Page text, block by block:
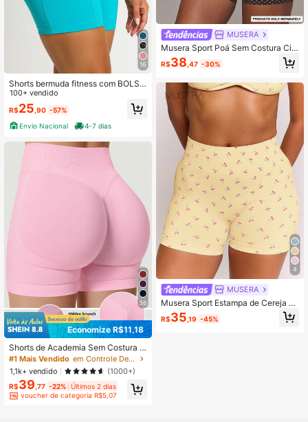
16
Shorts bermuda fitness com BOLSO
cintura alta para academia ciclismo
ginastica e atividade ar livre
100+ vendido
R$25 ,90 -57%
Envio Nacional
4-7 dias
36
Economize R$11,18
Shorts de Academia Sem Costura C
intura Alta Levanta Bumbum para M
ulheres, Controle de Barriga Sem C
ostura Frontal à Prova de Agacham
ento Elasticidade 4 Direções Shorts
de Yoga Biker, Esportes
#1 Mais Vendido
em Controle De Barriga Shorts esportivos femininos
1,1k+ vendido
(1000+)
R$39 ,77 -22% Últimos 2 dias
voucher de categoria R$5,07
MUSERA
Musera Sport Poá Sem Costura Cin
tura Alta Esculpe Ativo Esporte Trei
no Academia Fofo Pilates Fitness Di
R$38 ,47 -30%
4
MUSERA
Musera Sport Estampa de Cereja S
em Costura Cintura Alta Esculpe Ati
vo Esporte Treino Academia Fofo Pi
R$35 ,19 -45%